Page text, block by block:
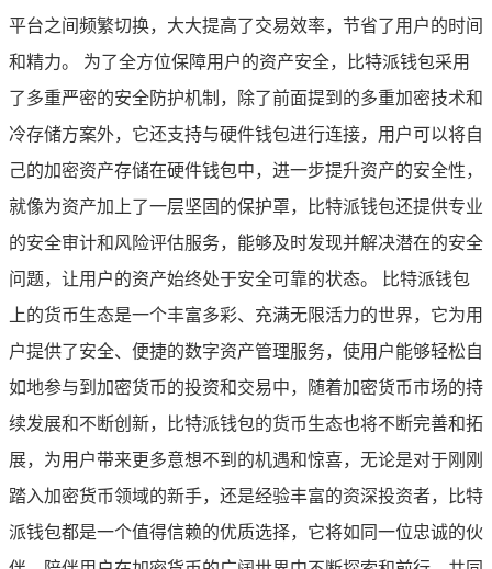
平台之间频繁切换，大大提高了交易效率，节省了用户的时间
和精力。 为了全方位保障用户的资产安全，比特派钱包采用
了多重严密的安全防护机制，除了前面提到的多重加密技术和
冷存储方案外，它还支持与硬件钱包进行连接，用户可以将自
己的加密资产存储在硬件钱包中，进一步提升资产的安全性，
就像为资产加上了一层坚固的保护罩，比特派钱包还提供专业
的安全审计和风险评估服务，能够及时发现并解决潜在的安全
问题，让用户的资产始终处于安全可靠的状态。 比特派钱包
上的货币生态是一个丰富多彩、充满无限活力的世界，它为用
户提供了安全、便捷的数字资产管理服务，使用户能够轻松自
如地参与到加密货币的投资和交易中，随着加密货币市场的持
续发展和不断创新，比特派钱包的货币生态也将不断完善和拓
展，为用户带来更多意想不到的机遇和惊喜，无论是对于刚刚
踏入加密货币领域的新手，还是经验丰富的资深投资者，比特
派钱包都是一个值得信赖的优质选择，它将如同一位忠诚的伙